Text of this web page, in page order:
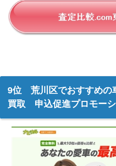
9位 荒川区でおすすめ
買取 申込促進プロモー